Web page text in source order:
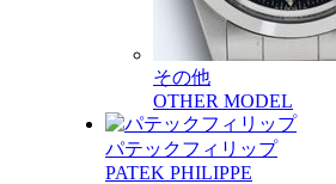
その他
OTHER MODEL
パテックフィリップ
PATEK PHILIPPE